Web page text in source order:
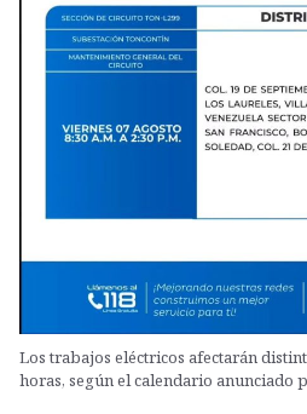
Los trabajos eléctricos afectarán
horas, según el calendario anunciado